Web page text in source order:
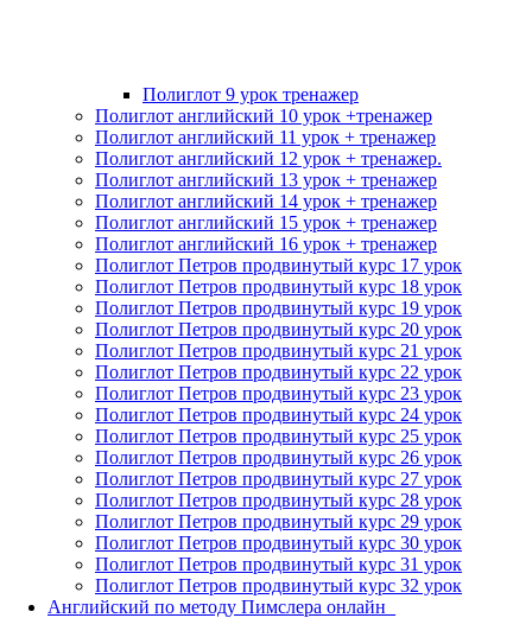
Полиглот 9 урок тренажер
Полиглот английский 10 урок +тренажер
Полиглот английский 11 урок + тренажер
Полиглот английский 12 урок + тренажер.
Полиглот английский 13 урок + тренажер
Полиглот английский 14 урок + тренажер
Полиглот английский 15 урок + тренажер
Полиглот английский 16 урок + тренажер
Полиглот Петров продвинутый курс 17 урок
Полиглот Петров продвинутый курс 18 урок
Полиглот Петров продвинутый курс 19 урок
Полиглот Петров продвинутый курс 20 урок
Полиглот Петров продвинутый курс 21 урок
Полиглот Петров продвинутый курс 22 урок
Полиглот Петров продвинутый курс 23 урок
Полиглот Петров продвинутый курс 24 урок
Полиглот Петров продвинутый курс 25 урок
Полиглот Петров продвинутый курс 26 урок
Полиглот Петров продвинутый курс 27 урок
Полиглот Петров продвинутый курс 28 урок
Полиглот Петров продвинутый курс 29 урок
Полиглот Петров продвинутый курс 30 урок
Полиглот Петров продвинутый курс 31 урок
Полиглот Петров продвинутый курс 32 урок
Английский по методу Пимслера онлайн_